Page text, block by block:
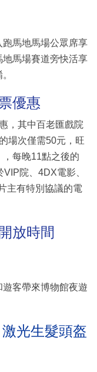
馬地馬場公眾席享
馬場賽道旁快活享
優惠
，其中百老匯戲院
場次僅需50元，旺
每晚11點之後的
院、4DX電影、
主有特別協議的電
放時間
客帶來博物館夜遊
光生髮頭盔